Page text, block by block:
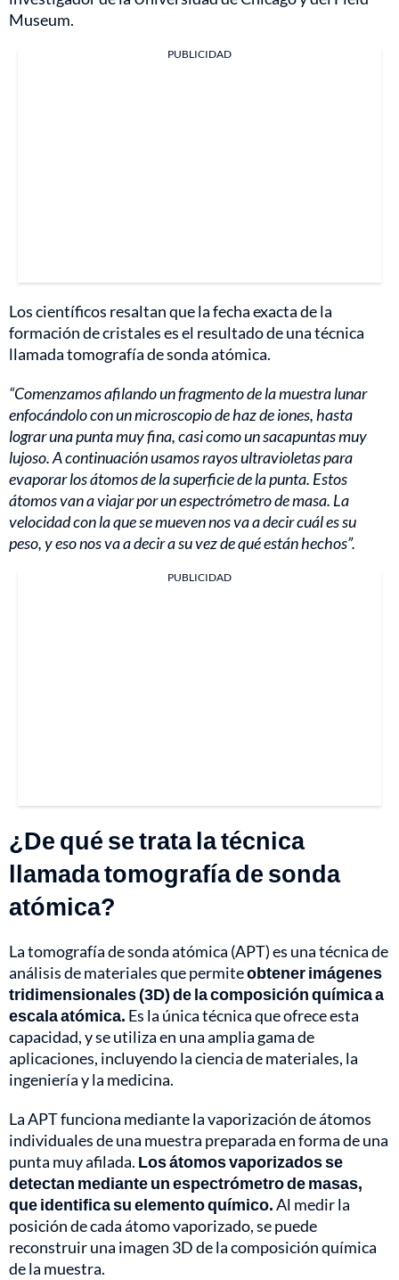
Museum.
PUBLICIDAD
Los científicos resaltan que la fecha exacta de la
formación de cristales es el resultado de una técnica
llamada tomografía de sonda atómica.
“Comenzamos afilando un fragmento de la muestra lunar
enfocándolo con un microscopio de haz de iones, hasta
lograr una punta muy fina, casi como un sacapuntas muy
lujoso. A continuación usamos rayos ultravioletas para
evaporar los átomos de la superficie de la punta. Estos
átomos van a viajar por un espectrómetro de masa. La
velocidad con la que se mueven nos va a decir cuál es su
peso, y eso nos va a decir a su vez de qué están hechos”.
PUBLICIDAD
¿De qué se trata la técnica
llamada tomografía de sonda
atómica?
La tomografía de sonda atómica (APT) es una técnica de
análisis de materiales que permiteobtener imágenes
tridimensionales (3D) de la composición química a
escala atómica. Es la única técnica que ofrece esta
capacidad, y se utiliza en una amplia gama de
aplicaciones, incluyendo la ciencia de materiales, la
ingeniería y la medicina.
La APT funciona mediante la vaporización de átomos
individuales de una muestra preparada en forma de una
punta muy afilada. Los átomos vaporizados se
detectan mediante un espectrómetro de masas,
que identifica su elemento químico.Al medir la
posición de cada átomo vaporizado, se puede
reconstruir una imagen 3D de la composición química
de la muestra.